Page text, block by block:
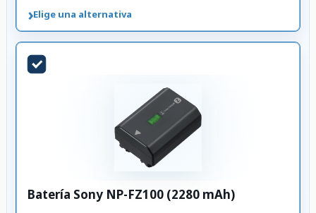
›Elige una alternativa
Batería Sony NP-FZ100 (2280 mAh)